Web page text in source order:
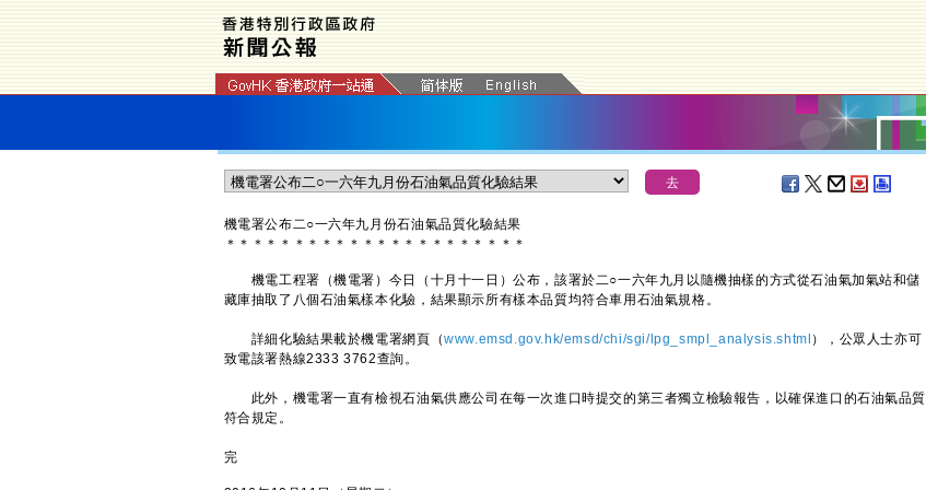
機電署公布二○一六年九月份石油氣品質化驗結果
＊ ＊ ＊ ＊ ＊ ＊ ＊ ＊ ＊ ＊ ＊ ＊ ＊ ＊ ＊ ＊ ＊ ＊ ＊ ＊ ＊ ＊
機電工程署（機電署）今日（十月十一日）公布，該署於二○一六年九月以隨機抽樣的方式從石油氣加氣站和儲
藏庫抽取了八個石油氣樣本化驗，結果顯示所有樣本品質均符合車用石油氣規格。
詳細化驗結果載於機電署網頁（www.emsd.gov.hk/emsd/chi/sgi/lpg_smpl_analysis.shtml ），公眾人士亦可
致電該署熱線2333 3762查詢。
此外，機電署一直有檢視石油氣供應公司在每一次進口時提交的第三者獨立檢驗報告，以確保進口的石油氣品質
符合規定。
完